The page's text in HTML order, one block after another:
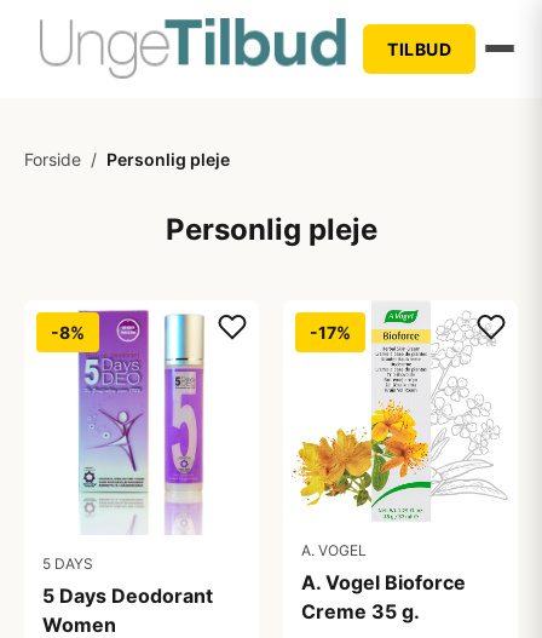
TILBUD
Forside / Personlig pleje
Personlig pleje
-8%
5 DAYS
5 Days Deodorant
Women
-17%
A. VOGEL
A. Vogel Bioforce
Creme 35 g.